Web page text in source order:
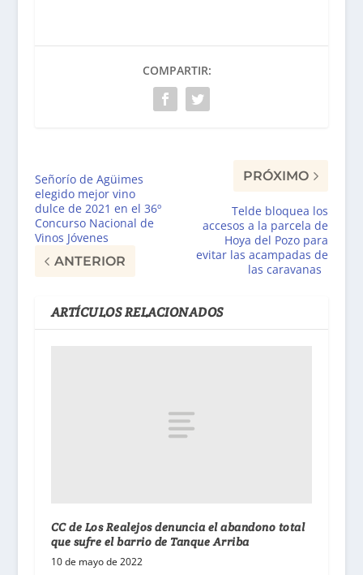
COMPARTIR:
Señorío de Agüimes
elegido mejor vino
dulce de 2021 en el 36º
Concurso Nacional de
Vinos Jóvenes
ANTERIOR
PRÓXIMO
Telde bloquea los
accesos a la parcela de
Hoya del Pozo para
evitar las acampadas de
las caravanas
ARTÍCULOS RELACIONADOS
CC de Los Realejos denuncia el abandono total
que sufre el barrio de Tanque Arriba
10 de mayo de 2022